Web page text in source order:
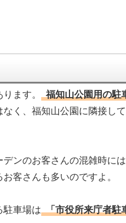
ます。 福知山公園用の駐
く、福知山公園に隣接し
ンのお客さんの混雑時に
客さんも多いのですよ。
駐車場は 「市役所来庁者駐